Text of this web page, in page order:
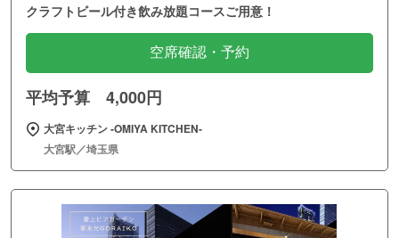
クラフトビール付き飲み放題コースご用意！
空席確認・予約
平均予算 4,000円
大宮キッチン ‐OMIYA KITCHEN‐
大宮駅／埼玉県